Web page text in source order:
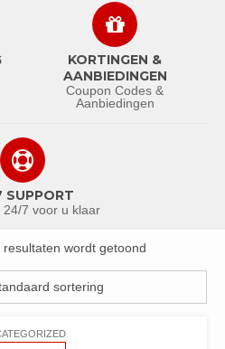
KORTINGEN &
AANBIEDINGEN
Coupon Codes &
Aanbiedingen
SUPPORT
24/7 voor u klaar
wordt getoond